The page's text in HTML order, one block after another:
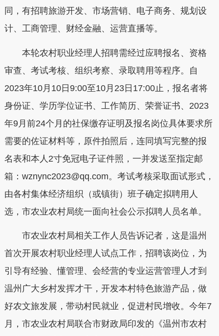
同，有招聘旅游开发、市场营销、电子商务、规划设
计、工商管理、财经金融、运营直播等。
本轮农村职业经理人招聘需经过应聘报名、资格
审查、考试考核、组织考察、录取聘用等程序。自
2023年10月10日9:00至10月23日17:00止，报名者将
身份证、学历学位证书、工作简历、荣誉证书、2023
年9月前24个月的社保缴存证明及报名岗位具体要求所
需要的佐证材料等，原件拍照后，连同填写完整的报
名表和本人2寸免冠电子证件照，一并发送至指定邮
箱：wznync2023@qq.com。考试考核采取面试形式，
由各村集体经济组织（或镇街）班子确定拟聘用人
选，市农业农村局统一面向社会公示拟聘人员名单。
市农业农村局相关工作人员告诉记者，这是温州
首次开展农村职业经理人试点工作，招聘该岗位，为
引导有经验、懂管理、会经营的专业运营管理人才到
温州广大乡村发挥才干，开发本村特色旅游产品，做
好农文旅发展，带动村民就业，促进村民增收。今年7
月，市农业农村局联合市财政局印发的《温州市农村